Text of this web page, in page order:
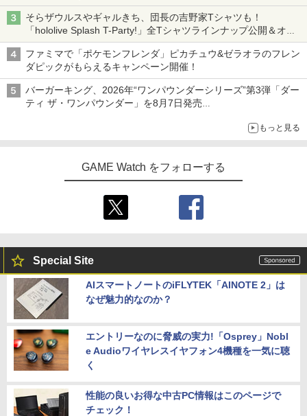
そらザウルスやギャルきち、団長の吉野家Tシャツも！
「hololive Splash T-Party!」全Tシャツラインナップ公開＆オン
ライン販売開始
ファミマで「ポケモンフレンダ」ピカチュウ&ゼラオラのフレン
ダピックがもらえるキャンペーン開催！
バーガーキング、2026年“ワンパウンダーシリーズ”第3弾「ダー
ティ ザ・ワンパウンダー」を8月7日発売
もっと見る
GAME Watch をフォローする
Special Site
AIスマートノートのiFLYTEK「AINOTE 2」は
なぜ魅力的なのか？
エントリーなのに脅威の実力!「Osprey」Nobl
e Audioワイヤレスイヤフォン4機種を一気に聴
く
性能の良いお得な中古PC情報はこのページで
チェック！